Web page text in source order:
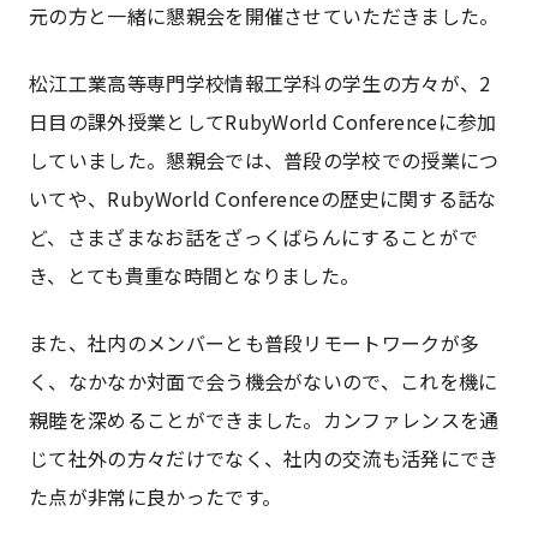
元の方と一緒に懇親会を開催させていただきました。
松江工業高等専門学校情報工学科の学生の方々が、2
日目の課外授業としてRubyWorld Conferenceに参加
していました。懇親会では、普段の学校での授業につ
いてや、RubyWorld Conferenceの歴史に関する話な
ど、さまざまなお話をざっくばらんにすることがで
き、とても貴重な時間となりました。
また、社内のメンバーとも普段リモートワークが多
く、なかなか対面で会う機会がないので、これを機に
親睦を深めることができました。カンファレンスを通
じて社外の方々だけでなく、社内の交流も活発にでき
た点が非常に良かったです。